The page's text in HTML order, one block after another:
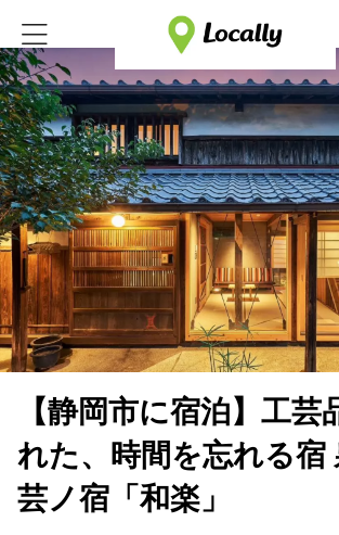
【静岡市に宿泊】工芸
れた、時間を忘れる宿
芸ノ宿「和楽」